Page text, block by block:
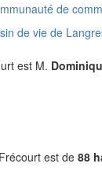
de
de vie de
est M.
est de88